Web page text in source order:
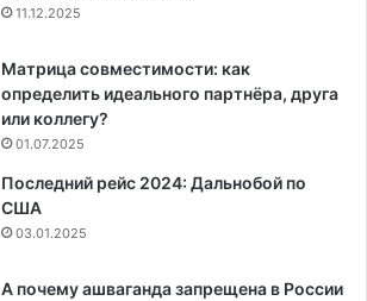
11.12.2025
Матрица совместимости: как
определить идеального партнёра, друга
или коллегу?
01.07.2025
Последний рейс 2024: Дальнобой по
США
03.01.2025
А почему ашваганда запрещена в России